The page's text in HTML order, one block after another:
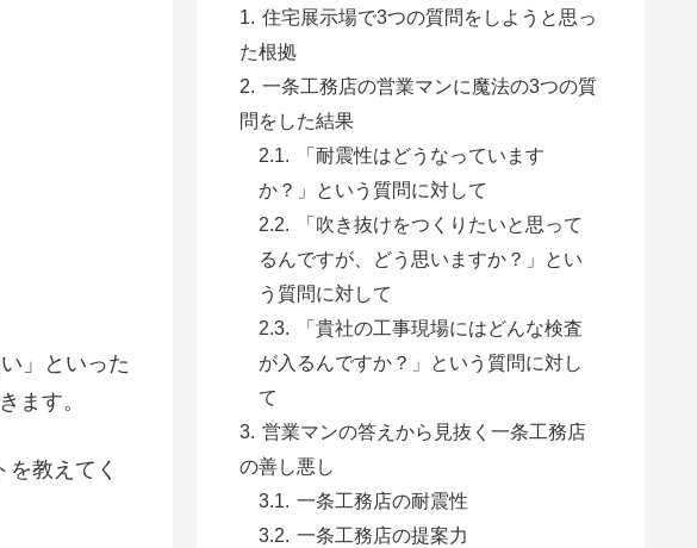
」といった
ます。
教えてく
住宅展示場で3つの質問をしようと思っ
た根拠
一条工務店の営業マンに魔法の3つの質
問をした結果
「耐震性はどうなっています
か？」という質問に対して
「吹き抜けをつくりたいと思って
るんですが、どう思いますか？」とい
う質問に対して
「貴社の工事現場にはどんな検査
が入るんですか？」という質問に対し
て
営業マンの答えから見抜く一条工務店
の善し悪し
一条工務店の耐震性
一条工務店の提案力